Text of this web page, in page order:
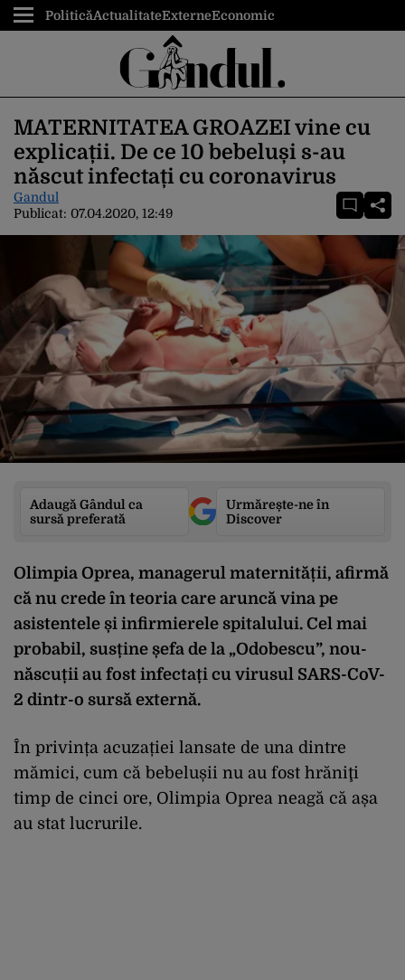
PoliticăActualitateExterneEconomic
MATERNITATEA GROAZEI vine cu
explicații. De ce 10 bebeluși s-au
născut infectați cu coronavirus
Gandul
Publicat: 07.04.2020, 12:49
Adaugă Gândul ca
sursă preferată
Urmărește-ne în
Discover
Olimpia Oprea, managerul maternității, afirmă
că nu crede în teoria care aruncă vina pe
asistentele și infirmierele spitalului. Cel mai
probabil, susține șefa de la „Odobescu”, nou-
născuții au fost infectați cu virusul SARS-CoV-
2 dintr-o sursă externă.
În privința acuzației lansate de una dintre
mămici, cum că bebelușii nu au fost hrăniţi
timp de cinci ore, Olimpia Oprea neagă că așa
au stat lucrurile.